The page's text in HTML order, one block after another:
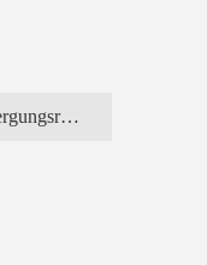
magnetischer Bergungsring